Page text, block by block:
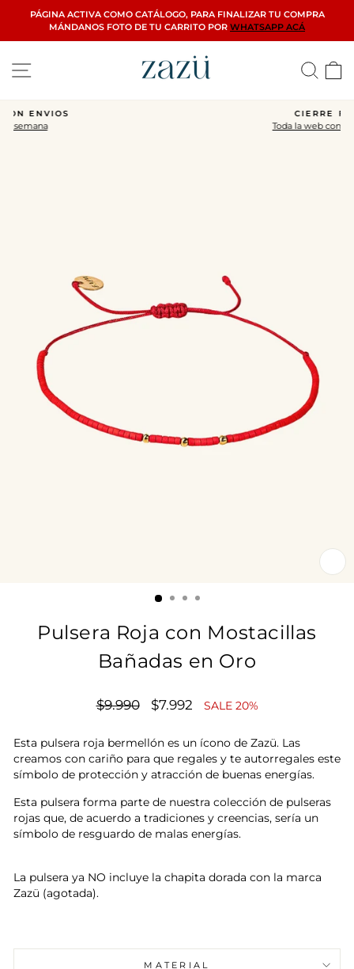
directamente
al
PÁGINA ACTIVA COMO CATÁLOGO, PARA FINALIZAR TU COMPRA
MÁNDANOS FOTO DE TU CARRITO POR WHATSAPP ACÁ
Pulsera Roja con Mostacillas
Bañadas en Oro
Precio
$9.990
Precio
$7.992 SALE 20%
Esta pulsera roja bermellón es un ícono de Zazü. Las
creamos con cariño para que regales y te autorregales este
símbolo de protección y atracción de buenas energías.
Esta pulsera forma parte de nuestra colección de pulseras
rojas que, de acuerdo a tradiciones y creencias, sería un
símbolo de resguardo de malas energías.
La pulsera ya NO incluye la chapita dorada con la marca
Zazü (agotada).
MATERIAL